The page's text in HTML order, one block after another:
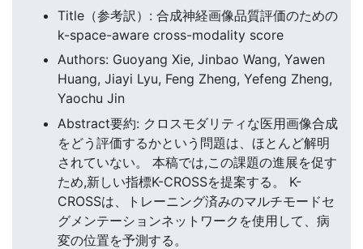
Title（参考訳）: 合成神経画像品質評価のための
k-space-aware cross-modality score
Authors: Guoyang Xie, Jinbao Wang, Yawen
Huang, Jiayi Lyu, Feng Zheng, Yefeng Zheng,
Yaochu Jin
Abstract要約: クロスモダリティな医用画像合成
をどう評価するかという問題は、ほとんど解明
されていない。 本稿では,この課題の進展を促す
ため,新しい指標K-CROSSを提案する。 K-
CROSSは、トレーニング済みのマルチモードセ
グメンテーションネットワークを使用して、病
変の位置を予測する。